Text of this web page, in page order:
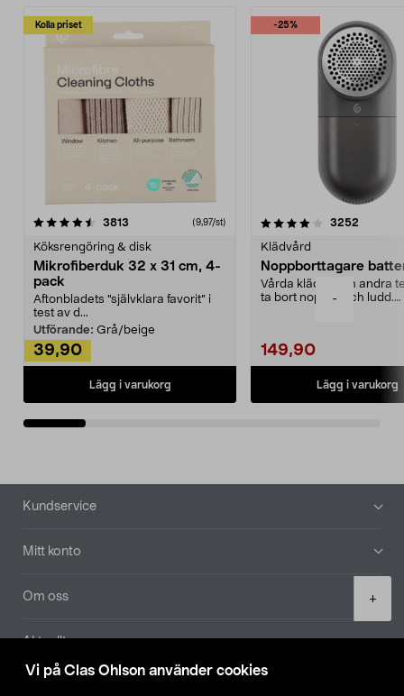
Vi på Clas Ohlson använder cookies
-
+
Kolla priset
3813 (9,97/st)
Köksrengöring & disk
Mikrofiberduk 32 x 31 cm, 4-
pack
Aftonbladets "självklara favorit” i
test av d...
Utförande: Grå/beige
39,90
Lägg i varukorg
-25%
4.0av 5 stjärnor 3252
Klädvård
Noppborttagare
Vårda kläder och andra
ta bort noppor och ludd.
149,90
Lägg i varukorg
4.5av 5 stjärnor
Sidfot
Kundservice
Mitt konto
Om oss
Aktuellt